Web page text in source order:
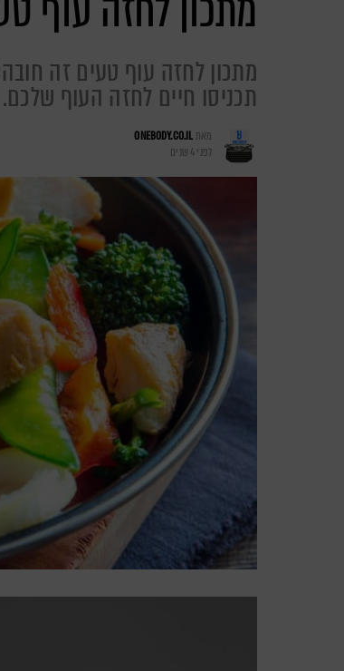
מתכון לחזה עוף טעים זה
תכניסו חיים לחזה העוף שלכם.
מאתONEBODY.CO.IL
לפני 4 שנים